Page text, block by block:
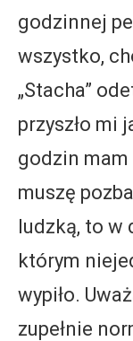
godzinnej
wszystko,
„Stacha”
przyszło mi
godzin mam
muszę
ludzką, to w
którym
wypiło.
zupełnie